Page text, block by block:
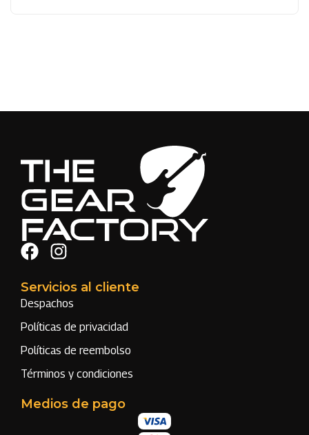
Servicios al cliente
Despachos
Políticas de privacidad
Políticas de reembolso
Términos y condiciones
Medios de pago